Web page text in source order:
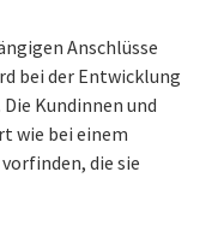
Anschlüsse
bei der Entwicklung
Kundinnen und
wie bei einem
die sie